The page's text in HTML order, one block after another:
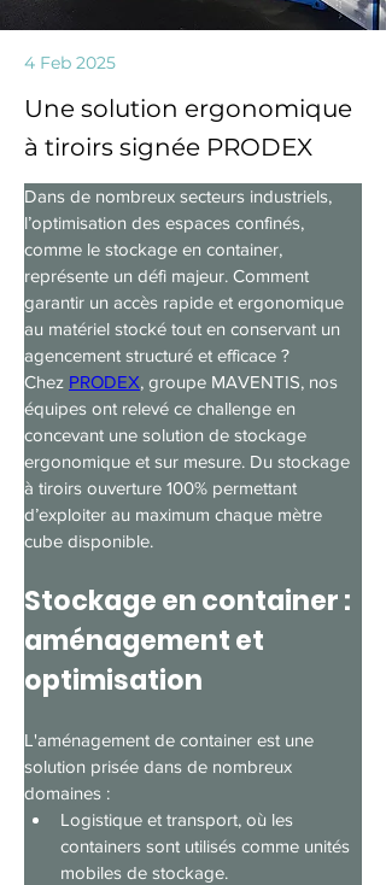
4 Feb 2025
Une solution ergonomique
à tiroirs signée PRODEX
Dans de nombreux secteurs industriels,
l’optimisation des espaces confinés,
comme le stockage en container,
représente un défi majeur. Comment
garantir un accès rapide et ergonomique
au matériel stocké tout en conservant un
agencement structuré et efficace ?
Chez PRODEX, groupe MAVENTIS, nos
équipes ont relevé ce challenge en
concevant une solution de stockage
ergonomique et sur mesure. Du stockage
à tiroirs ouverture 100% permettant
d’exploiter au maximum chaque mètre
cube disponible.
Stockage en container :
aménagement et
optimisation
L'aménagement de container est une
solution prisée dans de nombreux
domaines :
Logistique et transport, où les
containers sont utilisés comme unités
mobiles de stockage.